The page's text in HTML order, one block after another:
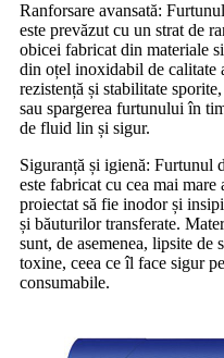
Ranforsare avansată:
este prevăzut cu un strat de
obicei fabricat din materiale
din oțel inoxidabil de calitate
rezistență și stabilitate
sau spargerea furtunului în
de fluid lin și sigur.
Siguranță și igienă: Furtunul
este fabricat cu cea mai
proiectat să fie inodor și
și băuturilor transferate.
sunt, de asemenea, lipsite
toxine, ceea ce îl face sigur
consumabile.